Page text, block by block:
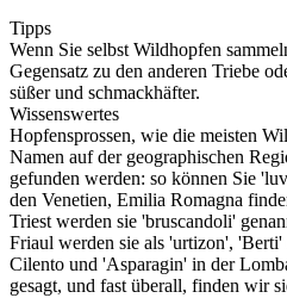
Tipps
Wenn Sie selbst Wildhopfen
Gegensatz zu den anderen Triebe
süßer und schmackhäfter.
Wissenswertes
Hopfensprossen, wie die meisten
Namen auf der geographischen
gefunden werden: so können Sie
den Venetien, Emilia Romagna
Triest werden sie 'bruscandoli'
Friaul werden sie als 'urtizon',
Cilento und 'Asparagin' in der
gesagt, und fast überall, finden wir